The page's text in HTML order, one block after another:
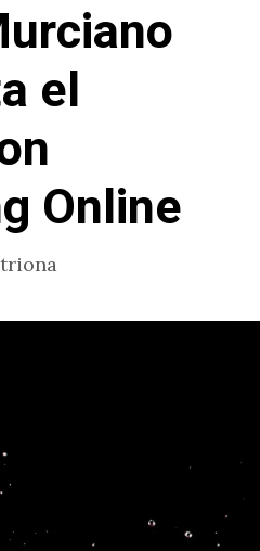
el
Online